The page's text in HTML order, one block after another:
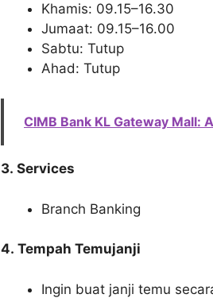
Khamis: 09.15–16.30
Jumaat: 09.15–16.00
Sabtu: Tutup
Ahad: Tutup
CIMB Bank KL Gateway Mall:
3. Services
Branch Banking
4. Tempah Temujanji
Ingin buat janji temu